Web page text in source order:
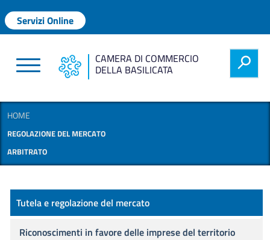
Menu profilo utente
Servizi Online
CAMERA DI COMMERCIO
DELLA BASILICATA h
HOME
REGOLAZIONE DEL MERCATO
ARBITRATO
Regolazione del mercato
Tutela e regolazione del mercato
Riconoscimenti in favore delle imprese del territorio